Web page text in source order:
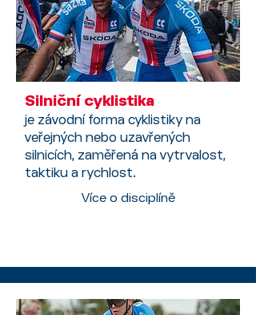
Silniční cyklistika
je závodní forma cyklistiky na
veřejných nebo uzavřených
silnicích, zaměřená na vytrvalost,
taktiku a rychlost.
Více o disciplíně